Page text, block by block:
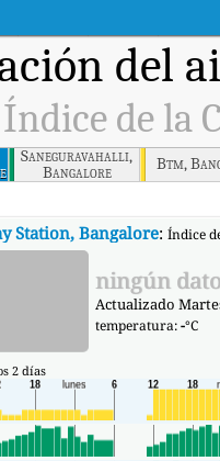
del
Índice de la
Saneguravahalli,
Bangalore
Btm,
Station, Bangalore: Índice
ningún
Actualizado
temperatura:-°C
2 días